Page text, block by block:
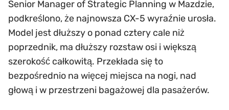
Senior Manager of Strategic Planning w Mazdzie,
podkreślono, że najnowsza CX-5 wyraźnie urosła.
Model jest dłuższy o ponad cztery cale niż
poprzednik, ma dłuższy rozstaw osi i większą
szerokość całkowitą. Przekłada się to
bezpośrednio na więcej miejsca na nogi, nad
głową i w przestrzeni bagażowej dla pasażerów.